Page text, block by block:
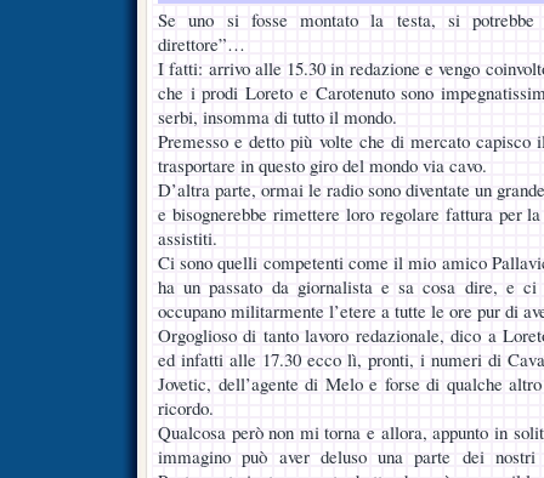
Se uno si fosse montato la testa, si potrebbe
direttore”…
I fatti: arrivo alle 15.30 in redazione e vengo
che i prodi Loreto e Carotenuto sono
serbi, insomma di tutto il mondo.
Premesso e detto più volte che di mercato
trasportare in questo giro del mondo via cavo.
D’altra parte, ormai le radio sono diventate un
e bisognerebbe rimettere loro regolare fattura per
assistiti.
Ci sono quelli competenti come il mio amico
ha un passato da giornalista e sa cosa dire, e
occupano militarmente l’etere a tutte le ore pur di
Orgoglioso di tanto lavoro redazionale, dico a
ed infatti alle 17.30 ecco lì, pronti, i numeri di
Jovetic, dell’agente di Melo e forse di qualche
ricordo.
Qualcosa però non mi torna e allora, appunto in
immagino può aver deluso una parte dei